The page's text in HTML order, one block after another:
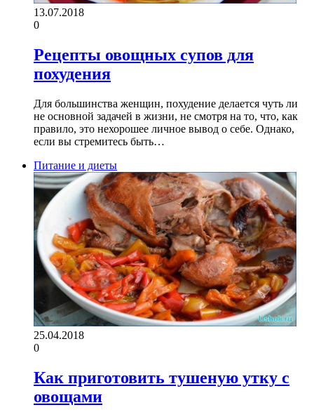
13.07.2018
0
Рецепты овощных супов для
похудения
Для большинства женщин, похудение делается чуть ли
не основной задачей в жизни, не смотря на то, что, как
правило, это нехорошее личное вывод о себе. Однако,
если вы стремитесь быть…
Питание и диеты
25.04.2018
0
Как приготовить тушеную утку с
овощами